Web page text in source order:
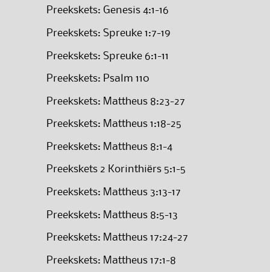
Preekskets: Genesis 4:1-16
Preekskets: Spreuke 1:7-19
Preekskets: Spreuke 6:1-11
Preekskets: Psalm 110
Preekskets: Mattheus 8:23-27
Preekskets: Mattheus 1:18-25
Preekskets: Mattheus 8:1-4
Preekskets 2 Korinthiërs 5:1-5
Preekskets: Mattheus 3:13-17
Preekskets: Mattheus 8:5-13
Preekskets: Mattheus 17:24-27
Preekskets: Mattheus 17:1-8